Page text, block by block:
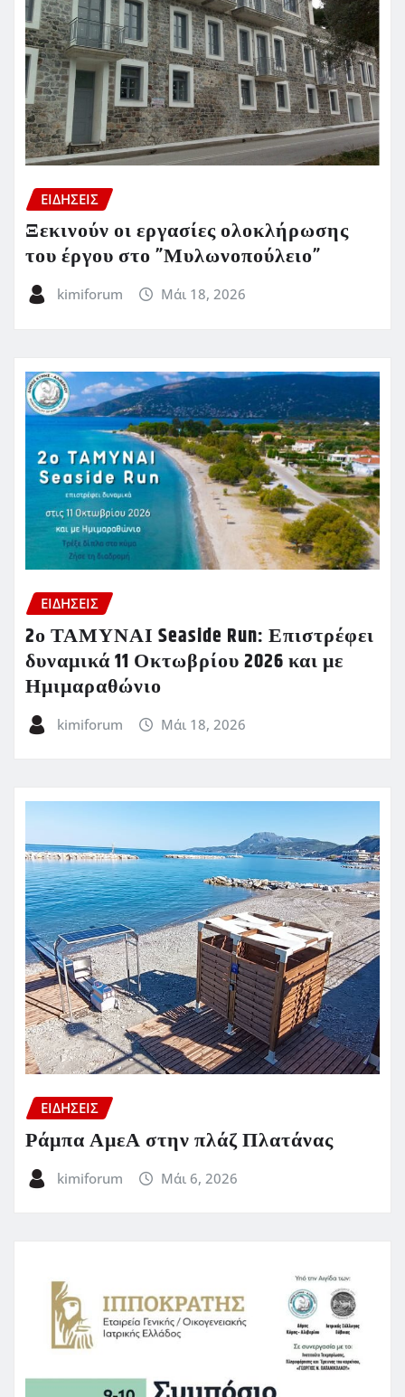
ΕΙΔΗΣΕΙΣ
Ξεκινούν οι εργασίες ολοκλήρωσης
του έργου στο ”Μυλωνοπούλειο”
kimiforum Μάι 18, 2026
ΕΙΔΗΣΕΙΣ
2ο ΤΑΜΥΝΑΙ Seaside Run: Επιστρέφει
δυναμικά 11 Οκτωβρίου 2026 και με
Ημιμαραθώνιο
kimiforum Μάι 18, 2026
ΕΙΔΗΣΕΙΣ
Ράμπα ΑμεΑ στην πλάζ Πλατάνας
kimiforum Μάι 6, 2026